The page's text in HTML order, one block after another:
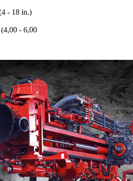
- 18 in.)
- 6,00